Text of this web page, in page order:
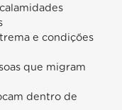
e condições
que migram
dentro de